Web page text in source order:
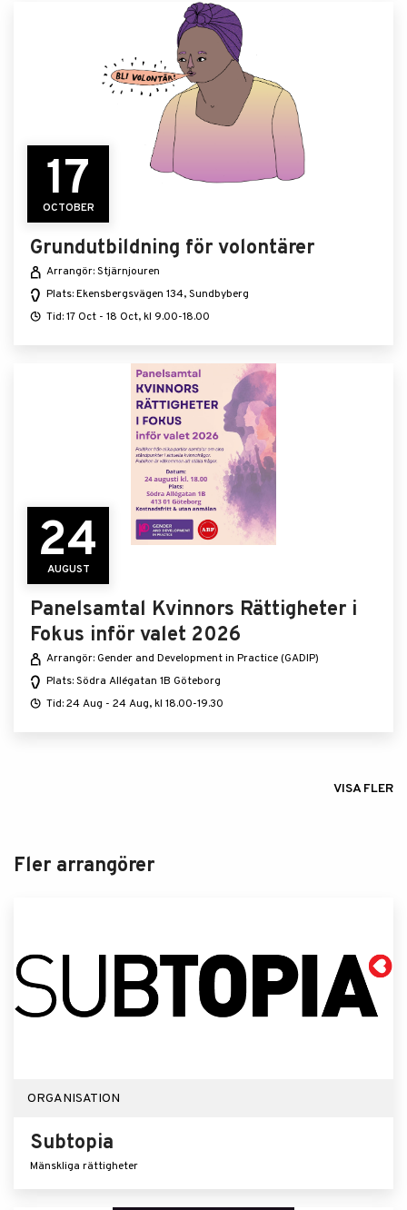
17
OCTOBER
Grundutbildning för volontärer
Arrangör: Stjärnjouren
Plats: Ekensbergsvägen 134, Sundbyberg
Tid: 17 Oct - 18 Oct, kl 9.00-18.00
24
AUGUST
Panelsamtal Kvinnors Rättigheter i
Fokus inför valet 2026
Arrangör: Gender and Development in Practice (GADIP)
Plats: Södra Allégatan 1B Göteborg
Tid: 24 Aug - 24 Aug, kl 18.00-19.30
VISA FLER
Fler arrangörer
ORGANISATION
Subtopia
Mänskliga rättigheter